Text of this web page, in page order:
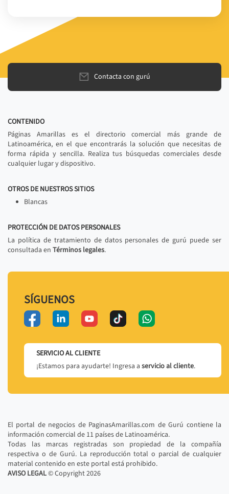
Contacta con gurú
CONTENIDO
Páginas Amarillas es el directorio comercial más grande de
Latinoamérica, en el que encontrarás la solución que necesitas de
forma rápida y sencilla. Realiza tus búsquedas comerciales desde
cualquier lugar y dispositivo.
OTROS DE NUESTROS SITIOS
Blancas
PROTECCIÓN DE DATOS PERSONALES
La política de tratamiento de datos personales de gurú puede ser
consultada en Términos legales.
SÍGUENOS
SERVICIO AL CLIENTE
¡Estamos para ayudarte! Ingresa a servicio al cliente.
El portal de negocios de PaginasAmarillas.com de Gurú contiene la
información comercial de 11 países de Latinoamérica.
Todas las marcas registradas son propiedad de la compañía
respectiva o de Gurú. La reproducción total o parcial de cualquier
material contenido en este portal está prohibido.
AVISO LEGAL© Copyright2026